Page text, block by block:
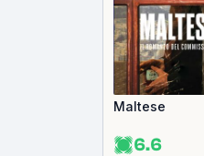
Maltese
6.6